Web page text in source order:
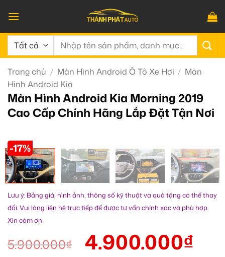
qua
nội
dung
Tìm
Trang chủ / Màn Hình Android Ô Tô Xe Hơi / Màn
Hình Android Kia
Màn Hình Android Kia Morning 2019
Cao Cấp Chính Hãng Lắp Đặt Tận Nơi
-17%
Lưu ý: Bảng giá, hình ảnh, thông số kỹ thuật và quà tặng có thể thay
đổi. Vui lòng liên hệ trực tiếp để được tư vấn chính xác và phù hợp.
Xin cảm ơn
5.900.000₫ 4.900.000₫